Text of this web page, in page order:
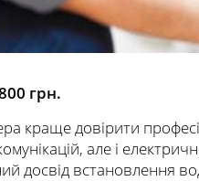
грн.
краще довірити
але і
досвід встановлення